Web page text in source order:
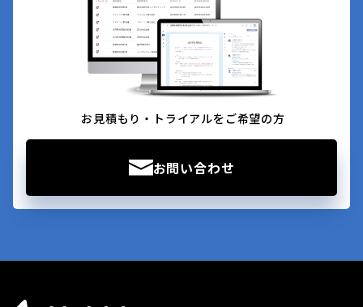
お見積もり・トライアルをご希望の方
お問い合わせ